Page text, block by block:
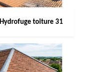
Hydrofuge toiture 31